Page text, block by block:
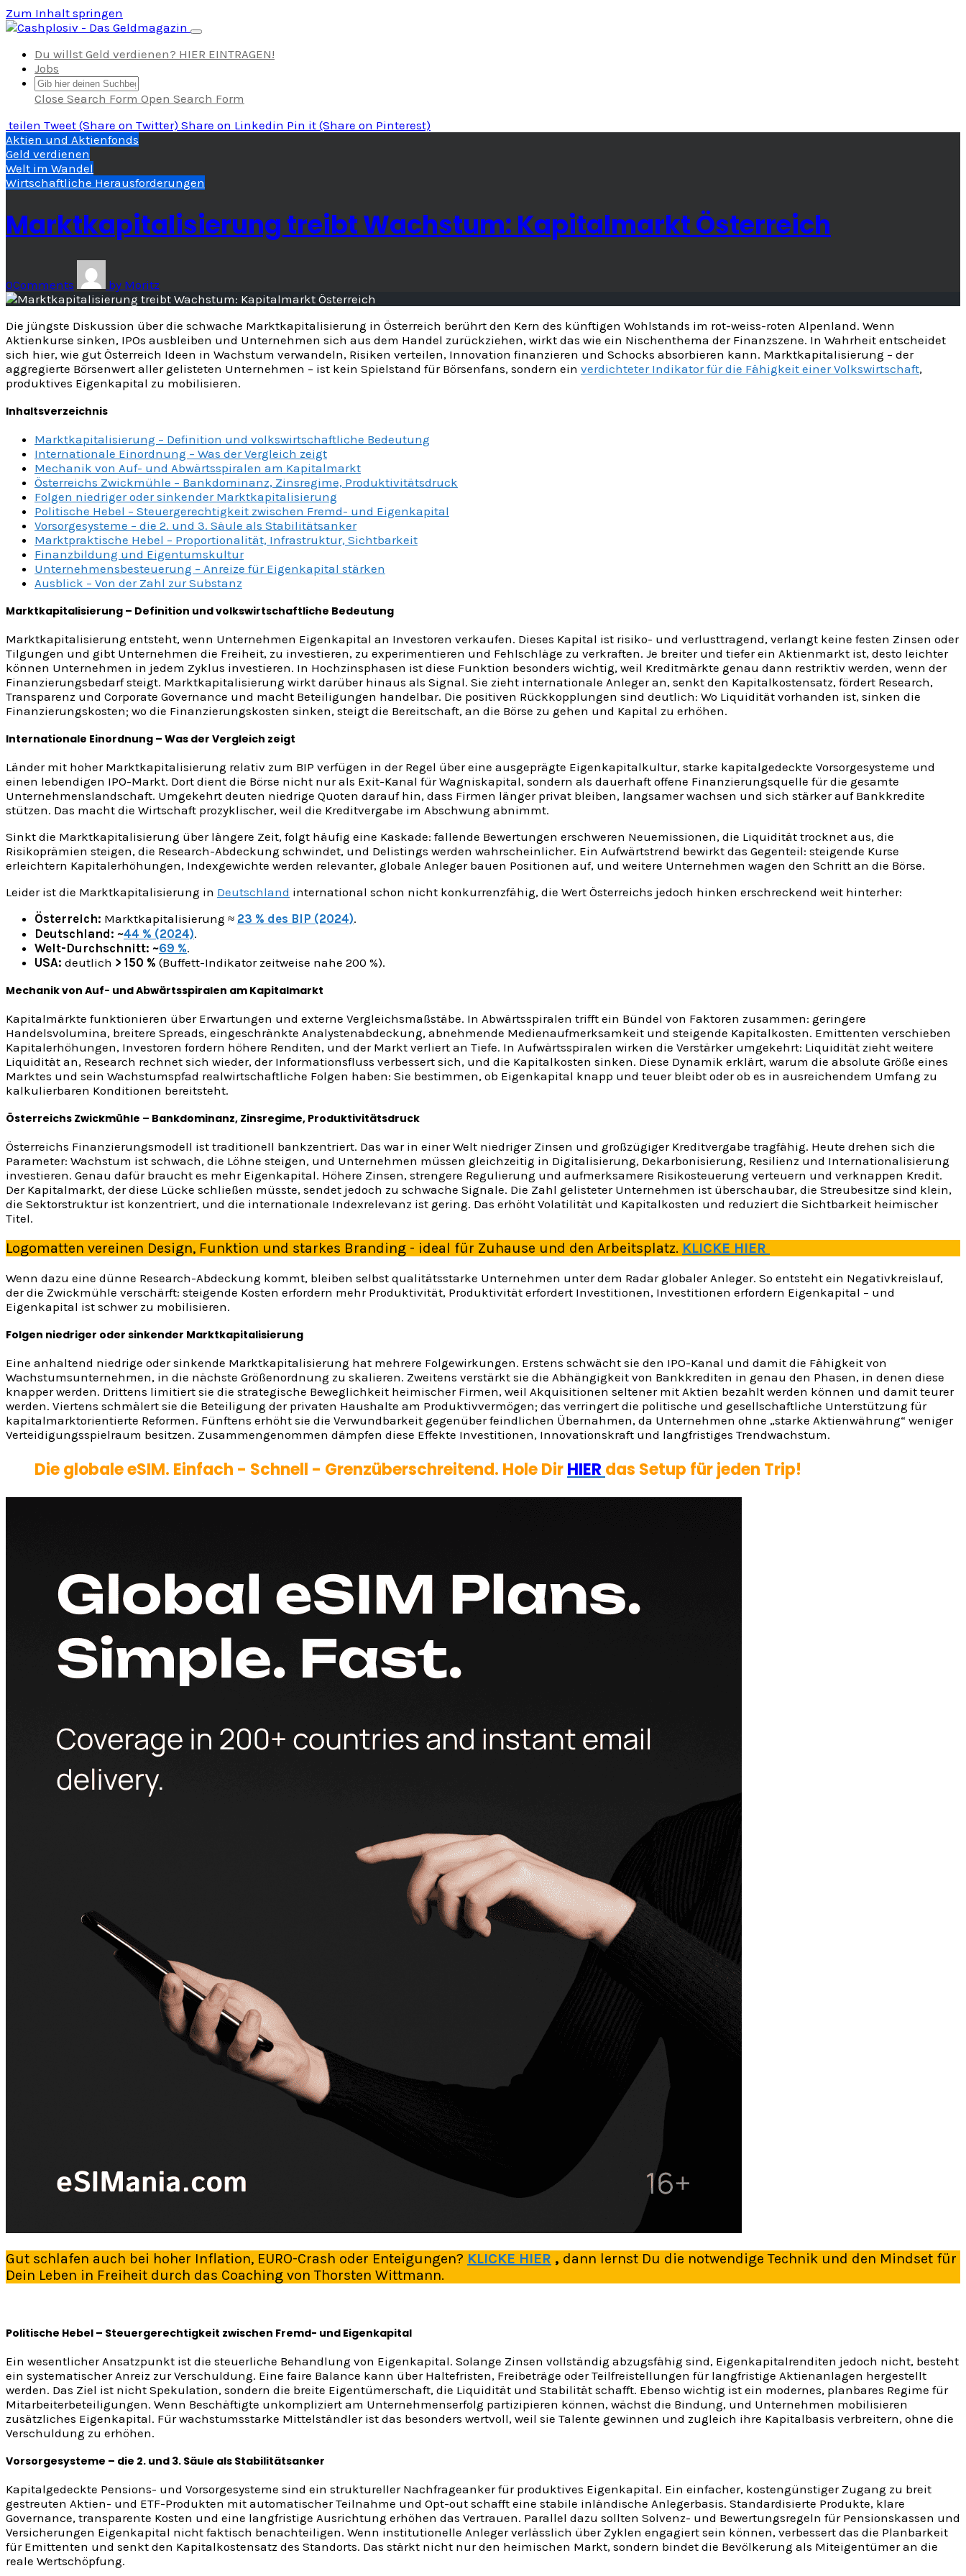
Zum Inhalt springen
Navigation umschalten
Du willst Geld verdienen? HIER EINTRAGEN!
Jobs
Close Search Form Open Search Form
teilen Tweet (Share on Twitter) Share on Linkedin Pin it (Share on Pinterest)
Aktien und Aktienfonds
Geld verdienen
Welt im Wandel
Wirtschaftliche Herausforderungen
Marktkapitalisierung treibt Wachstum: Kapitalmarkt Österreich
0Comments by Moritz
Die jüngste Diskussion über die schwache Marktkapitalisierung in Österreich berührt den Kern des künftigen Wohlstands im rot-weiss-roten Alpenland. Wenn
Aktienkurse sinken, IPOs ausbleiben und Unternehmen sich aus dem Handel zurückziehen, wirkt das wie ein Nischenthema der Finanzszene. In Wahrheit entscheidet
sich hier, wie gut Österreich Ideen in Wachstum verwandeln, Risiken verteilen, Innovation finanzieren und Schocks absorbieren kann. Marktkapitalisierung – der
aggregierte Börsenwert aller gelisteten Unternehmen – ist kein Spielstand für Börsenfans, sondern ein verdichteter Indikator für die Fähigkeit einer Volkswirtschaft,
produktives Eigenkapital zu mobilisieren.
Inhaltsverzeichnis
Marktkapitalisierung – Definition und volkswirtschaftliche Bedeutung
Internationale Einordnung – Was der Vergleich zeigt
Mechanik von Auf- und Abwärtsspiralen am Kapitalmarkt
Österreichs Zwickmühle – Bankdominanz, Zinsregime, Produktivitätsdruck
Folgen niedriger oder sinkender Marktkapitalisierung
Politische Hebel – Steuergerechtigkeit zwischen Fremd- und Eigenkapital
Vorsorgesysteme – die 2. und 3. Säule als Stabilitätsanker
Marktpraktische Hebel – Proportionalität, Infrastruktur, Sichtbarkeit
Finanzbildung und Eigentumskultur
Unternehmensbesteuerung – Anreize für Eigenkapital stärken
Ausblick – Von der Zahl zur Substanz
Marktkapitalisierung – Definition und volkswirtschaftliche Bedeutung
Marktkapitalisierung entsteht, wenn Unternehmen Eigenkapital an Investoren verkaufen. Dieses Kapital ist risiko- und verlusttragend, verlangt keine festen Zinsen oder
Tilgungen und gibt Unternehmen die Freiheit, zu investieren, zu experimentieren und Fehlschläge zu verkraften. Je breiter und tiefer ein Aktienmarkt ist, desto leichter
können Unternehmen in jedem Zyklus investieren. In Hochzinsphasen ist diese Funktion besonders wichtig, weil Kreditmärkte genau dann restriktiv werden, wenn der
Finanzierungsbedarf steigt. Marktkapitalisierung wirkt darüber hinaus als Signal. Sie zieht internationale Anleger an, senkt den Kapitalkostensatz, fördert Research,
Transparenz und Corporate Governance und macht Beteiligungen handelbar. Die positiven Rückkopplungen sind deutlich: Wo Liquidität vorhanden ist, sinken die
Finanzierungskosten; wo die Finanzierungskosten sinken, steigt die Bereitschaft, an die Börse zu gehen und Kapital zu erhöhen.
Internationale Einordnung – Was der Vergleich zeigt
Länder mit hoher Marktkapitalisierung relativ zum BIP verfügen in der Regel über eine ausgeprägte Eigenkapitalkultur, starke kapitalgedeckte Vorsorgesysteme und
einen lebendigen IPO-Markt. Dort dient die Börse nicht nur als Exit-Kanal für Wagniskapital, sondern als dauerhaft offene Finanzierungsquelle für die gesamte
Unternehmenslandschaft. Umgekehrt deuten niedrige Quoten darauf hin, dass Firmen länger privat bleiben, langsamer wachsen und sich stärker auf Bankkredite
stützen. Das macht die Wirtschaft prozyklischer, weil die Kreditvergabe im Abschwung abnimmt.
Sinkt die Marktkapitalisierung über längere Zeit, folgt häufig eine Kaskade: fallende Bewertungen erschweren Neuemissionen, die Liquidität trocknet aus, die
Risikoprämien steigen, die Research-Abdeckung schwindet, und Delistings werden wahrscheinlicher. Ein Aufwärtstrend bewirkt das Gegenteil: steigende Kurse
erleichtern Kapitalerhöhungen, Indexgewichte werden relevanter, globale Anleger bauen Positionen auf, und weitere Unternehmen wagen den Schritt an die Börse.
Leider ist die Marktkapitalisierung in Deutschland international schon nicht konkurrenzfähig, die Wert Österreichs jedoch hinken erschreckend weit hinterher:
Österreich: Marktkapitalisierung ≈ 23 % des BIP (2024).
Deutschland: ~44 % (2024).
Welt-Durchschnitt: ~69 %.
USA: deutlich > 150 % (Buffett-Indikator zeitweise nahe 200 %).
Mechanik von Auf- und Abwärtsspiralen am Kapitalmarkt
Kapitalmärkte funktionieren über Erwartungen und externe Vergleichsmaßstäbe. In Abwärtsspiralen trifft ein Bündel von Faktoren zusammen: geringere
Handelsvolumina, breitere Spreads, eingeschränkte Analystenabdeckung, abnehmende Medienaufmerksamkeit und steigende Kapitalkosten. Emittenten verschieben
Kapitalerhöhungen, Investoren fordern höhere Renditen, und der Markt verliert an Tiefe. In Aufwärtsspiralen wirken die Verstärker umgekehrt: Liquidität zieht weitere
Liquidität an, Research rechnet sich wieder, der Informationsfluss verbessert sich, und die Kapitalkosten sinken. Diese Dynamik erklärt, warum die absolute Größe eines
Marktes und sein Wachstumspfad realwirtschaftliche Folgen haben: Sie bestimmen, ob Eigenkapital knapp und teuer bleibt oder ob es in ausreichendem Umfang zu
kalkulierbaren Konditionen bereitsteht.
Österreichs Zwickmühle – Bankdominanz, Zinsregime, Produktivitätsdruck
Österreichs Finanzierungsmodell ist traditionell bankzentriert. Das war in einer Welt niedriger Zinsen und großzügiger Kreditvergabe tragfähig. Heute drehen sich die
Parameter: Wachstum ist schwach, die Löhne steigen, und Unternehmen müssen gleichzeitig in Digitalisierung, Dekarbonisierung, Resilienz und Internationalisierung
investieren. Genau dafür braucht es mehr Eigenkapital. Höhere Zinsen, strengere Regulierung und aufmerksamere Risikosteuerung verteuern und verknappen Kredit.
Der Kapitalmarkt, der diese Lücke schließen müsste, sendet jedoch zu schwache Signale. Die Zahl gelisteter Unternehmen ist überschaubar, die Streubesitze sind klein,
die Sektorstruktur ist konzentriert, und die internationale Indexrelevanz ist gering. Das erhöht Volatilität und Kapitalkosten und reduziert die Sichtbarkeit heimischer
Titel.
Logomatten vereinen Design, Funktion und starkes Branding - ideal für Zuhause und den Arbeitsplatz. KLICKE HIER
Wenn dazu eine dünne Research-Abdeckung kommt, bleiben selbst qualitätsstarke Unternehmen unter dem Radar globaler Anleger. So entsteht ein Negativkreislauf,
der die Zwickmühle verschärft: steigende Kosten erfordern mehr Produktivität, Produktivität erfordert Investitionen, Investitionen erfordern Eigenkapital – und
Eigenkapital ist schwer zu mobilisieren.
Folgen niedriger oder sinkender Marktkapitalisierung
Eine anhaltend niedrige oder sinkende Marktkapitalisierung hat mehrere Folgewirkungen. Erstens schwächt sie den IPO-Kanal und damit die Fähigkeit von
Wachstumsunternehmen, in die nächste Größenordnung zu skalieren. Zweitens verstärkt sie die Abhängigkeit von Bankkrediten in genau den Phasen, in denen diese
knapper werden. Drittens limitiert sie die strategische Beweglichkeit heimischer Firmen, weil Akquisitionen seltener mit Aktien bezahlt werden können und damit teurer
werden. Viertens schmälert sie die Beteiligung der privaten Haushalte am Produktivvermögen; das verringert die politische und gesellschaftliche Unterstützung für
kapitalmarktorientierte Reformen. Fünftens erhöht sie die Verwundbarkeit gegenüber feindlichen Übernahmen, da Unternehmen ohne „starke Aktienwährung“ weniger
Verteidigungsspielraum besitzen. Zusammengenommen dämpfen diese Effekte Investitionen, Innovationskraft und langfristiges Trendwachstum.
Die globale eSIM. Einfach - Schnell - Grenzüberschreitend. Hole DirHIER das Setup für jeden Trip!
Gut schlafen auch bei hoher Inflation, EURO-Crash oder Enteigungen? KLICKE HIER , dann lernst Du die notwendige Technik und den Mindset für
Dein Leben in Freiheit durch das Coaching von Thorsten Wittmann.
Politische Hebel – Steuergerechtigkeit zwischen Fremd- und Eigenkapital
Ein wesentlicher Ansatzpunkt ist die steuerliche Behandlung von Eigenkapital. Solange Zinsen vollständig abzugsfähig sind, Eigenkapitalrenditen jedoch nicht, besteht
ein systematischer Anreiz zur Verschuldung. Eine faire Balance kann über Haltefristen, Freibeträge oder Teilfreistellungen für langfristige Aktienanlagen hergestellt
werden. Das Ziel ist nicht Spekulation, sondern die breite Eigentümerschaft, die Liquidität und Stabilität schafft. Ebenso wichtig ist ein modernes, planbares Regime für
Mitarbeiterbeteiligungen. Wenn Beschäftigte unkompliziert am Unternehmenserfolg partizipieren können, wächst die Bindung, und Unternehmen mobilisieren
zusätzliches Eigenkapital. Für wachstumsstarke Mittelständler ist das besonders wertvoll, weil sie Talente gewinnen und zugleich ihre Kapitalbasis verbreitern, ohne die
Verschuldung zu erhöhen.
Vorsorgesysteme – die 2. und 3. Säule als Stabilitätsanker
Kapitalgedeckte Pensions- und Vorsorgesysteme sind ein struktureller Nachfrageanker für produktives Eigenkapital. Ein einfacher, kostengünstiger Zugang zu breit
gestreuten Aktien- und ETF-Produkten mit automatischer Teilnahme und Opt-out schafft eine stabile inländische Anlegerbasis. Standardisierte Produkte, klare
Governance, transparente Kosten und eine langfristige Ausrichtung erhöhen das Vertrauen. Parallel dazu sollten Solvenz- und Bewertungsregeln für Pensionskassen und
Versicherungen Eigenkapital nicht faktisch benachteiligen. Wenn institutionelle Anleger verlässlich über Zyklen engagiert sein können, verbessert das die Planbarkeit
für Emittenten und senkt den Kapitalkostensatz des Standorts. Das stärkt nicht nur den heimischen Markt, sondern bindet die Bevölkerung als Miteigentümer an die
reale Wertschöpfung.